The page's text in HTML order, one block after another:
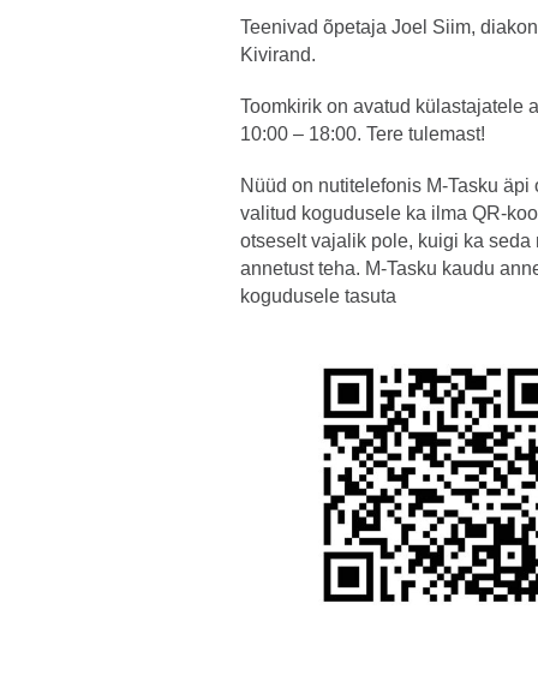
Teenivad õpetaja Joel Siim,
Kivirand.
Toomkirik on avatud külastajatele
10:00 – 18:00. Tere tulemast!
Nüüd on nutitelefonis M-Tasku
valitud kogudusele ka ilma QR-
otseselt vajalik pole, kuigi ka
annetust teha. M-Tasku kaudu
kogudusele tasuta